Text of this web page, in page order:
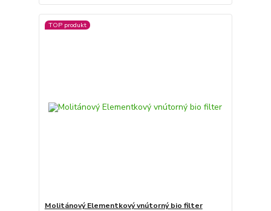
TOP produkt
Molitánový Elementkový vnútorný bio filter